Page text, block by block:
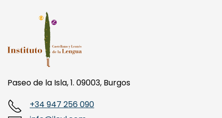
Paseo de la Isla, 1. 09003, Burgos
+34 947 256 090